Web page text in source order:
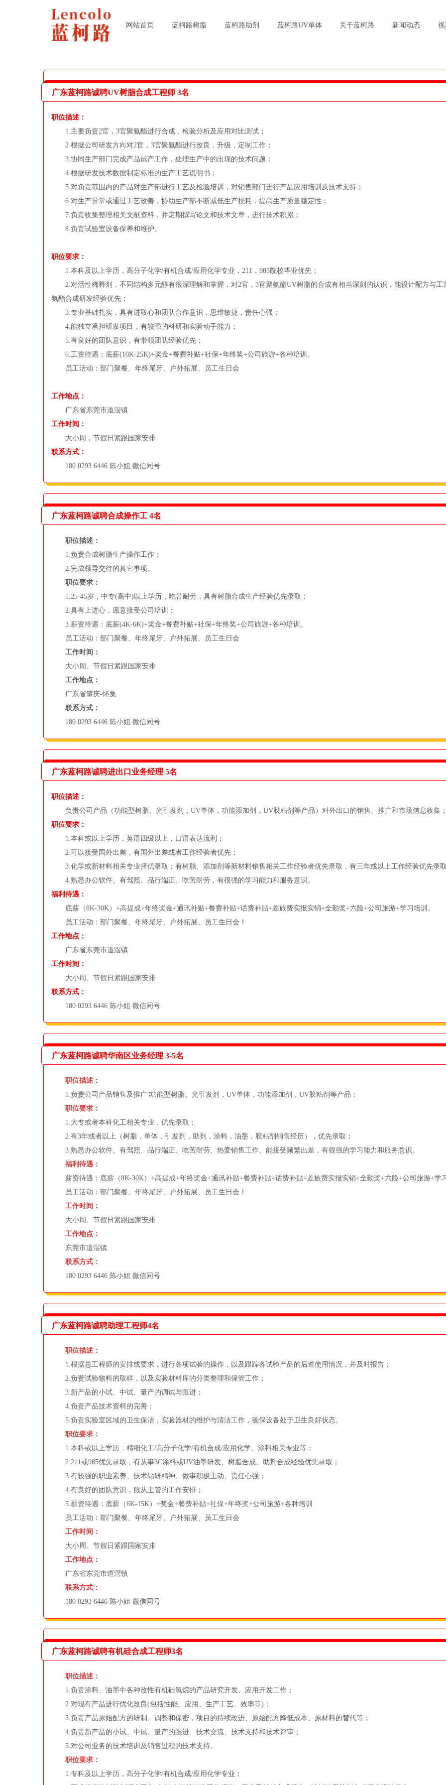
网站首页 蓝柯路树脂 蓝柯路助剂 蓝柯路UV单体 关于蓝柯路 新闻动态
广东蓝柯路诚聘UV树脂合成工程师 3名
职位描述：
1.主要负责2官，3官聚氨酯进行合成，检验分析及应用对比测试；
2.根据公司研发方向对2官，3官聚氨酯进行改良，升级，定制工作；
3.协同生产部门完成产品试产工作，处理生产中的出现的技术问题；
4.根据研发技术数据制定标准的生产工艺说明书；
5.对负责范围内的产品对生产部进行工艺及检验培训，对销售部门进行产品应用培训及技术支持；
6.对生产异常或通过工艺改善，协助生产部不断减低生产损耗，提高生产质量稳定性；
7.负责收集整理相关文献资料，并定期撰写论文和技术文章，进行技术积累；
8.负责试验室设备保养和维护。
职位要求：
1.本科及以上学历，高分子化学/有机合成/应用化学专业，211，985院校毕业优先；
2.对活性稀释剂，不同结构多元醇有很深理解和掌握，对2官，3官聚氨酯UV树脂的合成有相当深刻的认识，能设计配方与工
氨酯合成研发经验优先；
3.专业基础扎实，具有进取心和团队合作意识，思维敏捷，责任心强；
4.能独立承担研发项目，有较强的科研和实验动手能力；
5.有良好的团队意识，有带领团队经验优先；
6.工资待遇：底薪(10K-25K)+奖金+餐费补贴+社保+年终奖+公司旅游+各种培训。
员工活动：部门聚餐、年终尾牙、户外拓展、员工生日会
工作地点：
广东省东莞市道滘镇
工作时间：
大小周，节假日紧跟国家安排
联系方式：
180 0293 6446 陈小姐 微信同号
广东蓝柯路诚聘合成操作工 4名
职位描述：
1.负责合成树脂生产操作工作；
2.完成领导交待的其它事项。
职位要求：
1.25-45岁，中专(高中)以上学历，吃苦耐劳，具有树脂合成生产经验优先录取；
2.具有上进心，愿意接受公司培训；
3.薪资待遇：底薪(4K-6K)+奖金+餐费补贴+社保+年终奖+公司旅游+各种培训。
员工活动：部门聚餐、年终尾牙、户外拓展、员工生日会
工作时间：
大小周、节假日紧跟国家安排
工作地点：
广东省肇庆-怀集
联系方式：
180 0293 6446 陈小姐 微信同号
广东蓝柯路诚聘进出口业务经理 5名
职位描述：
负责公司产品（功能型树脂、光引发剂，UV单体，功能添加剂，UV胶粘剂等产品）对外出口的销售、推广和市场信息收集
职位要求：
1.本科或以上学历，英语四级以上，口语表达流利；
2.可以接受国外出差，有国外出差或者工作经验者优先；
3.化学或新材料相关专业择优录取；有树脂、添加剂等新材料销售相关工作经验者优先录取，有三年或以上工作经验优先录
4.熟悉办公软件、有驾照、品行端正、吃苦耐劳，有很强的学习能力和服务意识。
福利待遇：
底薪（8K-30K）+高提成+年终奖金+通讯补贴+餐费补贴+话费补贴+差旅费实报实销+全勤奖+六险+公司旅游+学习培训。
员工活动：部门聚餐、年终尾牙、户外拓展、员工生日会！
工作地点：
广东省东莞市道滘镇
工作时间：
大小周、节假日紧跟国家安排
联系方式：
180 0293 6446 陈小姐 微信同号
广东蓝柯路诚聘华南区业务经理 3-5名
职位描述：
1.负责公司产品销售及推广∶功能型树脂、光引发剂，UV单体，功能添加剂，UV胶粘剂等产品；
职位要求：
1.大专或者本科化工相关专业，优先录取；
2.有3年或者以上（树脂，单体，引发剂，助剂，涂料，油墨，胶粘剂销售经历），优先录取；
3.熟悉办公软件、有驾照、品行端正、吃苦耐劳、热爱销售工作、能接受频繁出差，有很强的学习能力和服务意识。
福利待遇：
薪资待遇：底薪（8K-30K）+高提成+年终奖金+通讯补贴+餐费补贴+话费补贴+差旅费实报实销+全勤奖+六险+公司旅游+学
员工活动：部门聚餐、年终尾牙、户外拓展、员工生日会！
工作时间：
大小周、节假日紧跟国家安排
工作地点：
东莞市道滘镇
联系方式：
180 0293 6446 陈小姐 微信同号
广东蓝柯路诚聘助理工程师4名
职位描述：
1.根据总工程师的安排或要求，进行各项试验的操作，以及跟踪各试验产品的后道使用情况，并及时报告；
2.负责试验物料的取样，以及实验材料库的分类整理和保管工作；
3.新产品的小试、中试、量产的调试与跟进；
4.负责产品技术资料的完善；
5.负责实验室区域的卫生保洁，实验器材的维护与清洁工作，确保设备处于卫生良好状态。
职位要求：
1.本科或以上学历，精细化工/高分子化学/有机合成/应用化学、涂料相关专业等；
2.211或985优先录取，有从事3C涂料或UV油墨研发、树脂合成、助剂合成经验优先录取；
3.有较强的职业素养、技术钻研精神、做事积极主动、责任心强；
4.有良好的团队意识，服从主管的工作安排；
5.薪资待遇：底薪（6K-15K）+奖金+餐费补贴+社保+年终奖+公司旅游+各种培训
员工活动：部门聚餐、年终尾牙、户外拓展、员工生日会
工作时间：
大小周、节假日紧跟国家安排
工作地点：
广东省东莞市道滘镇
联系方式：
180 0293 6446 陈小姐 微信同号
广东蓝柯路诚聘有机硅合成工程师3名
职位描述：
1.负责涂料、油墨中各种改性有机硅氧烷的产品研究开发、应用开发工作；
2.对现有产品进行优化改良(包括性能、应用、生产工艺、效率等)；
3.负责产品原始配方的研制、调整和保密，项目的持续改进、原始配方降低成本、原材料的替代等；
4.负责新产品的小试、中试、量产的跟进、技术交流、技术支持和技术评审；
5.对公司业务的技术培训及销售过程的技术支持。
职位要求：
1.专科及以上学历，高分子化学/有机合成/应用化学专业；